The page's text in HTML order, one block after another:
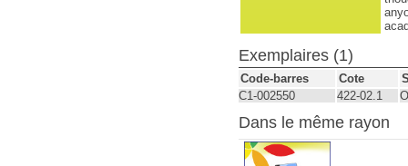
Exemplaires (1)
Code-barres Cote
C1-002550
422-02.1
Dans le même rayon